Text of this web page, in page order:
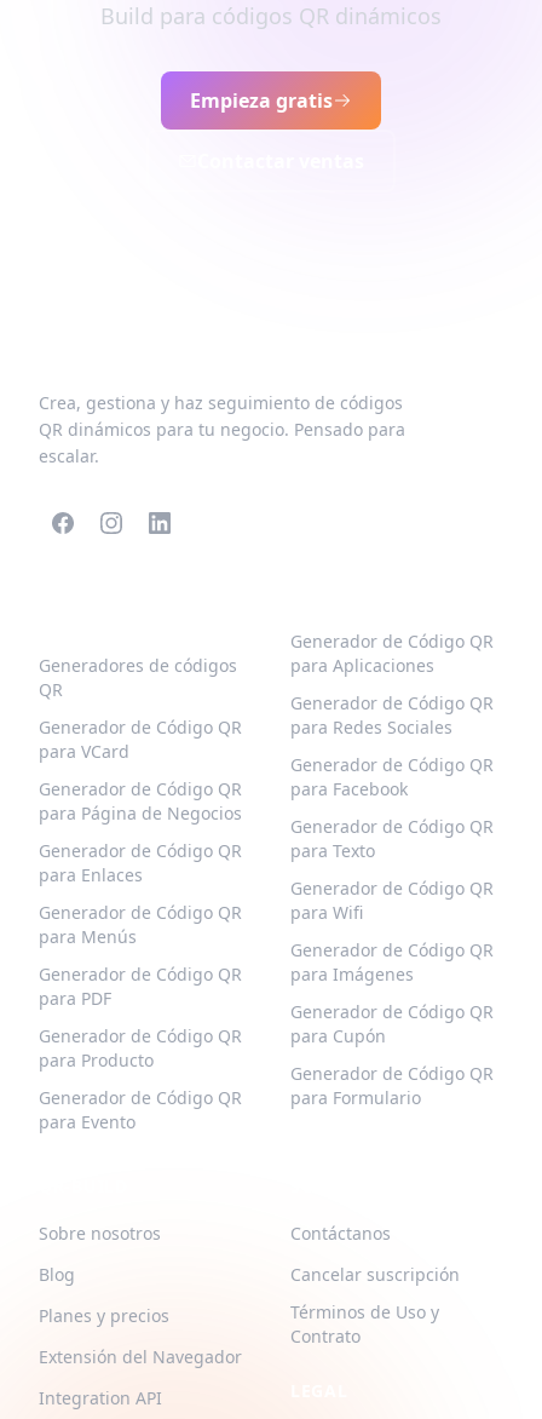
Build para códigos QR dinámicos
Empieza gratis
Crea, gestiona y haz seguimiento de códigos
QR dinámicos para tu negocio. Pensado para
escalar.
Generadores de códigos
QR
Generador de Código QR
para VCard
Generador de Código QR
para Página de Negocios
Generador de Código QR
para Enlaces
Generador de Código QR
para Menús
Generador de Código QR
para PDF
Generador de Código QR
para Producto
Generador de Código QR
para Evento
Generador de Código QR
para Aplicaciones
Generador de Código QR
para Redes Sociales
Generador de Código QR
para Facebook
Generador de Código QR
para Texto
Generador de Código QR
para Wifi
Generador de Código QR
para Imágenes
Generador de Código QR
para Cupón
Generador de Código QR
para Formulario
Sobre nosotros
Blog
Planes y precios
Extensión del Navegador
Integration API
Contáctanos
Cancelar suscripción
Términos de Uso y
Contrato